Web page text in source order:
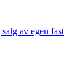
av egen fast